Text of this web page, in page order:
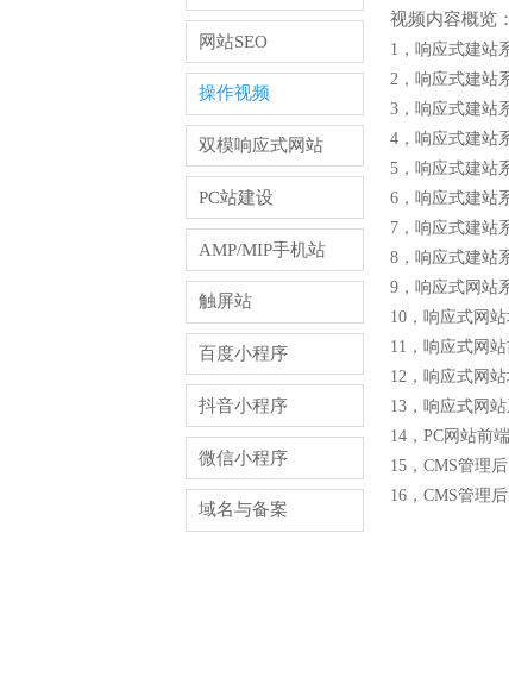
网站SEO
操作视频
双模响应式网站
PC站建设
AMP/MIP手机站
触屏站
百度小程序
抖音小程序
微信小程序
域名与备案
视频内容概览：
1，响应式建站
2，响应式建站
3，响应式建站
4，响应式建站
5，响应式建站
6，响应式建站
7，响应式建站
8，响应式建站
9，响应式网站
10，响应式网
11，响应式网
12，响应式网
13，响应式网
14，PC网站前
15，CMS管理
16，CMS管理